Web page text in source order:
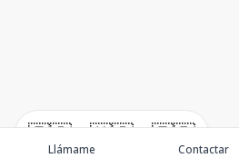
🇪🇸 🇺🇸 🇫🇷
Llámame Contactar